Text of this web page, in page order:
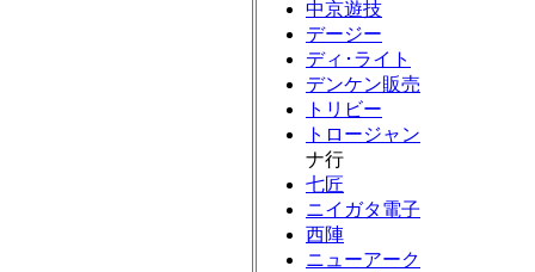
中京遊技
デージー
ディ･ライト
デンケン販売
トリビー
トロージャン
ナ行
七匠
ニイガタ電子
西陣
ニューアーク